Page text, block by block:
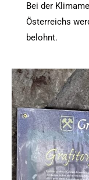
Bei der
Österreichs
belohnt.